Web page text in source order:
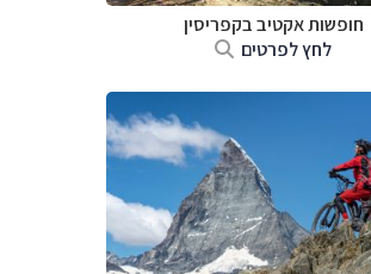
חופשות אקטיב בקפריסין
לחץ לפרטים